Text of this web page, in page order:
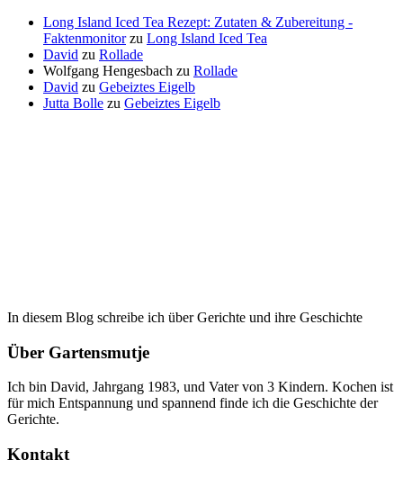
Long Island Iced Tea Rezept: Zutaten & Zubereitung -
Faktenmonitorzu Long Island Iced Tea
David zu Rollade
Wolfgang Hengesbach zu Rollade
David zu Gebeiztes Eigelb
Jutta Bolle zu Gebeiztes Eigelb
In diesem Blog schreibe ich über Gerichte und ihre Geschichte
Über Gartensmutje
Ich bin David, Jahrgang 1983, und Vater von 3 Kindern. Kochen ist
für mich Entspannung und spannend finde ich die Geschichte der
Gerichte.
Kontakt